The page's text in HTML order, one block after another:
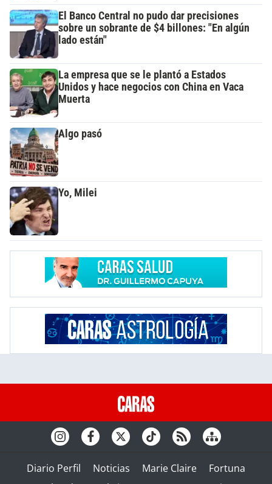
El Banco Central no pudo dar precisiones
sobre un sobrante de $4 billones: "En algún
lado están"
La empresa que se le plantó a Estados
Unidos y hace negocios con China en Vaca
Muerta
Algo pasó
Yo, Milei
Diario Perfil Noticias Marie Claire
Fortuna